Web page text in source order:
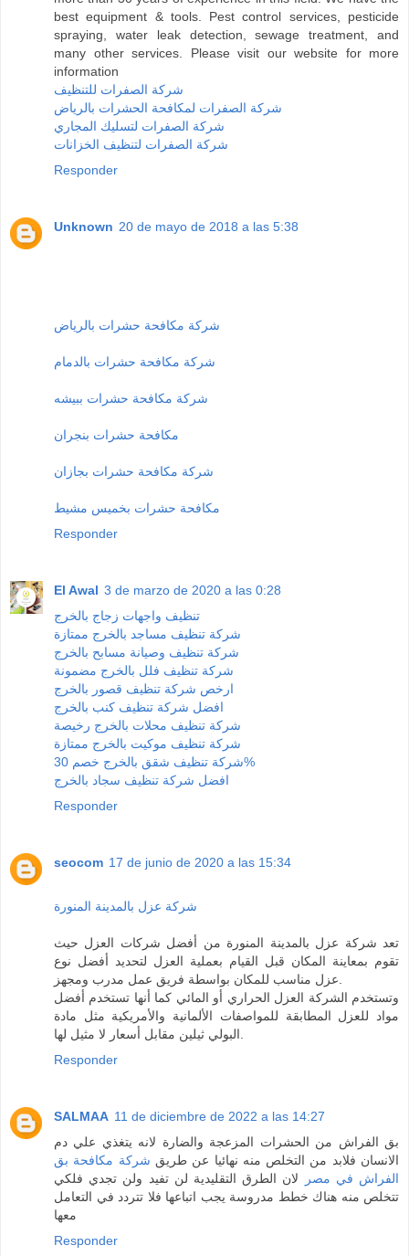
best equipment & tools. Pest control services, pesticide
spraying, water leak detection, sewage treatment, and
many other services. Please visit our website for more
information
شركة الصفرات للتنظيف
شركة الصفرات لمكافحة الحشرات بالرياض
شركة الصفرات لتسليك المجاري
شركة الصفرات لتنظيف الخزانات
Responder
Unknown 20 de mayo de 2018 a las 5:38
شركة مكافحة حشرات بالرياض
شركة مكافحة حشرات بالدمام
شركة مكافحة حشرات ببيشه
مكافحة حشرات بنجران
شركة مكافحة حشرات بجازان
مكافحة حشرات بخميس مشيط
Responder
El Awal 3 de marzo de 2020 a las 0:28
تنظيف واجهات زجاج بالخرج
شركة تنظيف مساجد بالخرج ممتازة
شركة تنظيف وصيانة مسابح بالخرج
شركة تنظيف فلل بالخرج مضمونة
ارخص شركة تنظيف قصور بالخرج
افضل شركة تنظيف كنب بالخرج
شركة تنظيف محلات بالخرج رخيصة
شركة تنظيف موكيت بالخرج ممتازة
شركة تنظيف شقق بالخرج خصم 30%
افضل شركة تنظيف سجاد بالخرج
Responder
seocom 17 de junio de 2020 a las 15:34
شركة عزل بالمدينة المنورة
تعد شركة عزل بالمدينة المنورة من أفضل شركات العزل حيث
تقوم بمعاينة المكان قبل القيام بعملية العزل لتحديد أفضل نوع
وتستخدم الشركة العزل الحراري أو المائي كما أنها تستخدم أفضل
مواد للعزل المطابقة للمواصفات الألمانية والأمريكية مثل مادة
Responder
SALMAA 11 de diciembre de 2022 a las 14:27
بق الفراش من الحشرات المزعجة والضارة لانه يتغذي علي دم
الانسان فلابد من التخلص منه نهائيا عن طريق شركة مكافحة بق
الفراش في مصر
لان الطرق التقليدية لن تفيد ولن تجدي فلكي
تتخلص منه هناك خطط مدروسة يجب اتباعها فلا تتردد في التعامل
معها
Responder